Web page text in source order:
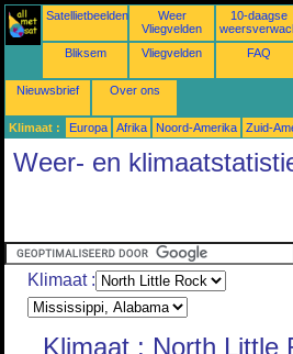
Satellietbeelden
Weer
Vliegvelden
10-daagse
Bliksem Vliegvelden FAQ
Nieuwsbrief Over ons
Klimaat : Europa Afrika Noord-Amerika Zuid-
Weer- en
Klimaat :
Klimaat : North Little